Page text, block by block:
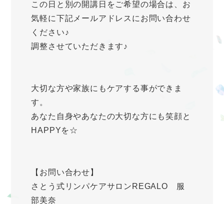
この日と別の開講日をご希望の場合は、お
気軽に下記メールアドレスにお問い合わせ
ください♪
調整させていただきます♪
大切な方や家族にもケアする事ができま
す。
あなた自身やあなたの大切な方にも笑顔と
HAPPYを☆
【お問い合わせ】
さとう式リンパケアサロンREGALO 服
部美奈